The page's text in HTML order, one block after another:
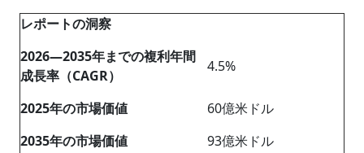
レポートの洞察
2026―2035年までの複利年間
成長率（CAGR）
4.5%
2025年の市場価値
60億米ドル
2035年の市場価値
93億米ドル